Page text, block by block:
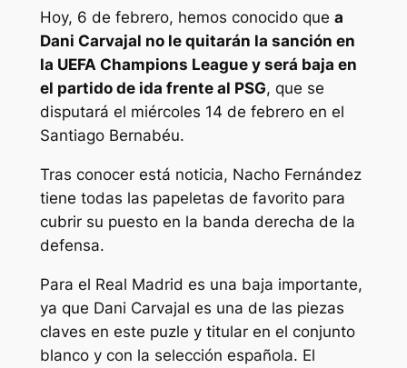
Hoy, 6 de febrero, hemos conocido que a
Dani Carvajal no le quitarán la sanción en
la UEFA Champions League y será baja en
el partido de ida frente al PSG, que se
disputará el miércoles 14 de febrero en el
Santiago Bernabéu.
Tras conocer está noticia, Nacho Fernández
tiene todas las papeletas de favorito para
cubrir su puesto en la banda derecha de la
defensa.
Para el Real Madrid es una baja importante,
ya que Dani Carvajal es una de las piezas
claves en este puzle y titular en el conjunto
blanco y con la selección española. El